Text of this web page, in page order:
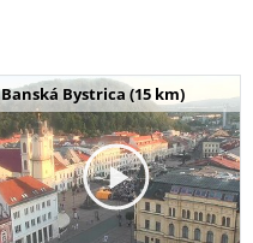
Banská Bystrica (15 km)